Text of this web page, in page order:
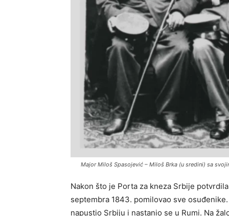
Major Miloš Spasojević – Miloš Brka (u sredini) sa
Nakon što je Porta za kneza Srbije
septembra 1843. pomilovao sve
napustio Srbiju i nastanio se u Rumi. Na